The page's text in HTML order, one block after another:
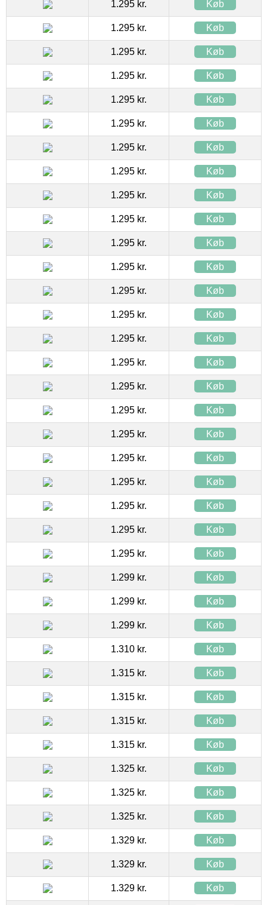
1.295 kr. Køb
1.295 kr. Køb
1.295 kr. Køb
1.295 kr. Køb
1.295 kr. Køb
1.295 kr. Køb
1.295 kr. Køb
1.295 kr. Køb
1.295 kr. Køb
1.295 kr. Køb
1.295 kr. Køb
1.295 kr. Køb
1.295 kr. Køb
1.295 kr. Køb
1.295 kr. Køb
1.295 kr. Køb
1.295 kr. Køb
1.295 kr. Køb
1.295 kr. Køb
1.295 kr. Køb
1.295 kr. Køb
1.295 kr. Køb
1.295 kr. Køb
1.295 kr. Køb
1.299 kr. Køb
1.299 kr. Køb
1.299 kr. Køb
1.310 kr. Køb
1.315 kr. Køb
1.315 kr. Køb
1.315 kr. Køb
1.315 kr. Køb
1.325 kr. Køb
1.325 kr. Køb
1.325 kr. Køb
1.329 kr. Køb
1.329 kr. Køb
1.329 kr. Køb